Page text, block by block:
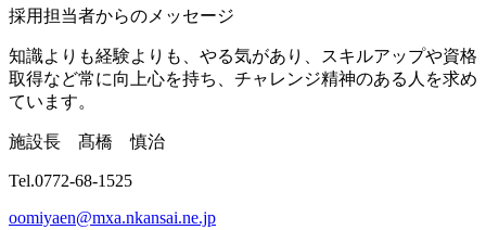
採用担当者からのメッセージ
知識よりも経験よりも、やる気があり、スキルアップや資格
取得など常に向上心を持ち、チャレンジ精神のある人を求め
ています。
施設長 髙橋 慎治
Tel.0772-68-1525
oomiyaen@mxa.nkansai.ne.jp